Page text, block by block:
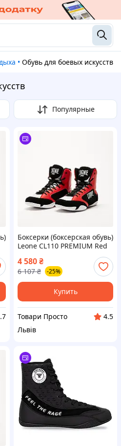
• Обувь для боевых искусств
Популярные
Боксерки (боксерская обувь)
Leone CL110 PREMIUM Red
4 580₴
6 107 ₴ -25%
Купить
Товари Просто
4.5
Львів